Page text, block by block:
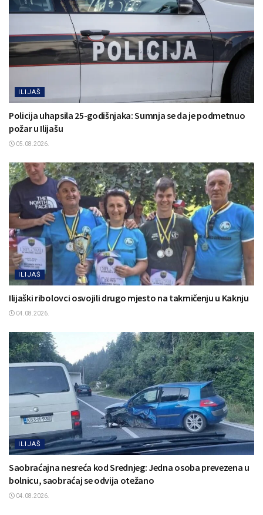
ILIJAŠ
Policija uhapsila 25-godišnjaka: Sumnja se da je podmetnuo
požar u Ilijašu
05.08.2026.
ILIJAŠ
Ilijaški ribolovci osvojili drugo mjesto na takmičenju u Kaknju
04.08.2026.
ILIJAŠ
Saobraćajna nesreća kod Srednjeg: Jedna osoba prevezena u
bolnicu, saobraćaj se odvija otežano
04.08.2026.